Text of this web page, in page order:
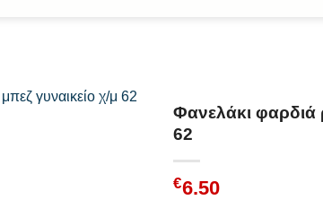
Φανελάκι φαρδιά
62
€6.50